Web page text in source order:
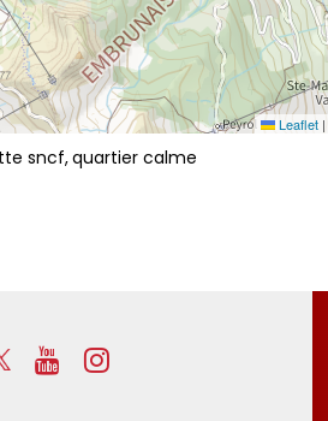
Leaflet |
sncf quartier calme